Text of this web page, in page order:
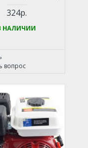
324р.
НАЛИЧИИ
вопрос